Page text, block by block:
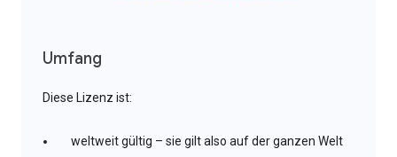
Umfang
Diese Lizenz ist:
weltweit gültig – sie gilt also auf der ganzen Welt